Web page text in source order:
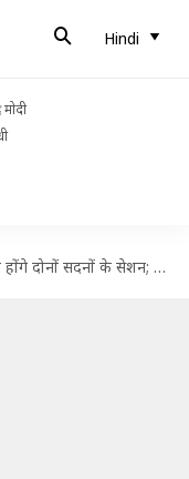
Hindi
मोदी
के सेशन; कैंटीन के खाने पर सब्सिडी बंद